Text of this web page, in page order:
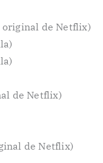
original de Netflix)
de Netflix)
de Netflix)